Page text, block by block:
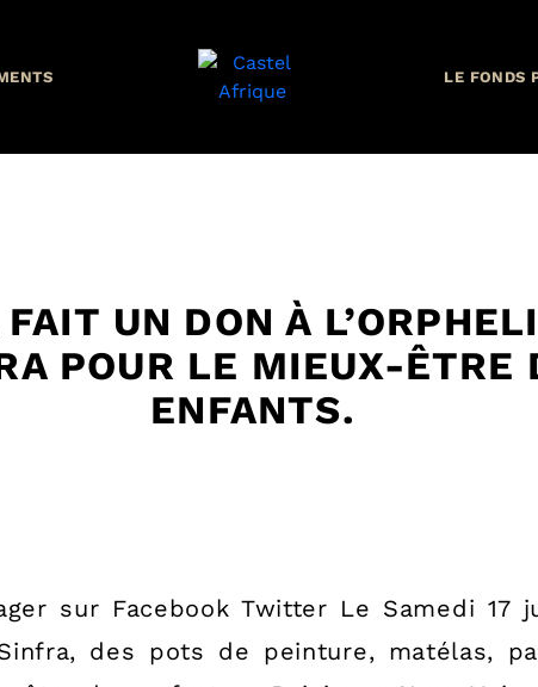
LE FONDS
UN DON À
POUR LE MIEUX-ÊTRE
ENFANTS.
sur Facebook Twitter Le Samedi 17
des pots de peinture, matélas,